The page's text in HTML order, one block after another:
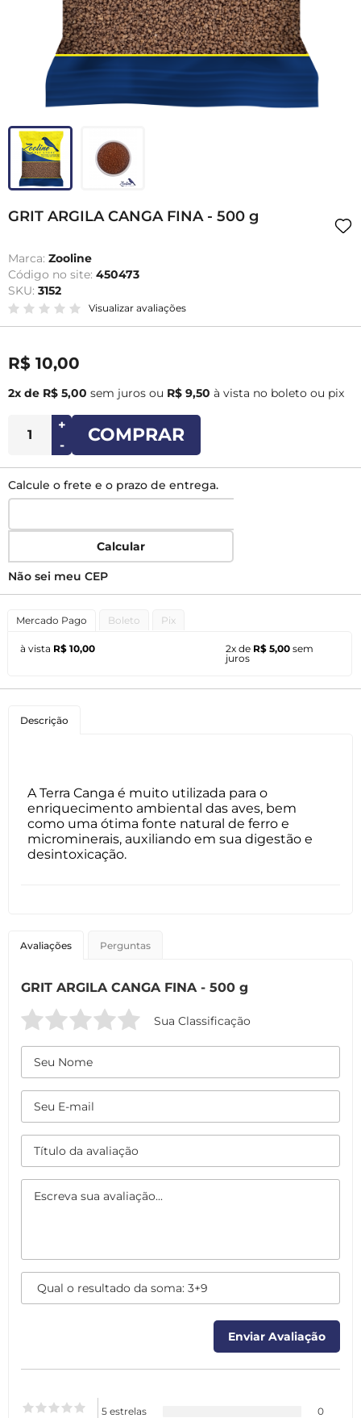
GRIT ARGILA CANGA FINA - 500 g
Marca: Zooline
Código no site: 450473
SKU: 3152
Visualizar avaliações
R$ 10,00
2x de R$ 5,00 sem juros ou R$ 9,50 à vista no boleto ou pix
+
-
COMPRAR
Calcule o frete e o prazo de entrega.
Calcular
Não sei meu CEP
Mercado Pago Boleto Pix
à vista R$ 10,00 2x de R$ 5,00 sem
juros
Descrição
A Terra Canga é muito utilizada para o
enriquecimento ambiental das aves, bem
como uma ótima fonte natural de ferro e
microminerais, auxiliando em sua digestão e
desintoxicação.
Avaliações Perguntas
GRIT ARGILA CANGA FINA - 500 g
Sua Classificação
5 estrelas
0